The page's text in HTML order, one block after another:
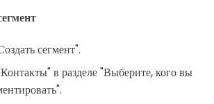
сегмент".
в разделе "Выберите, кого вы